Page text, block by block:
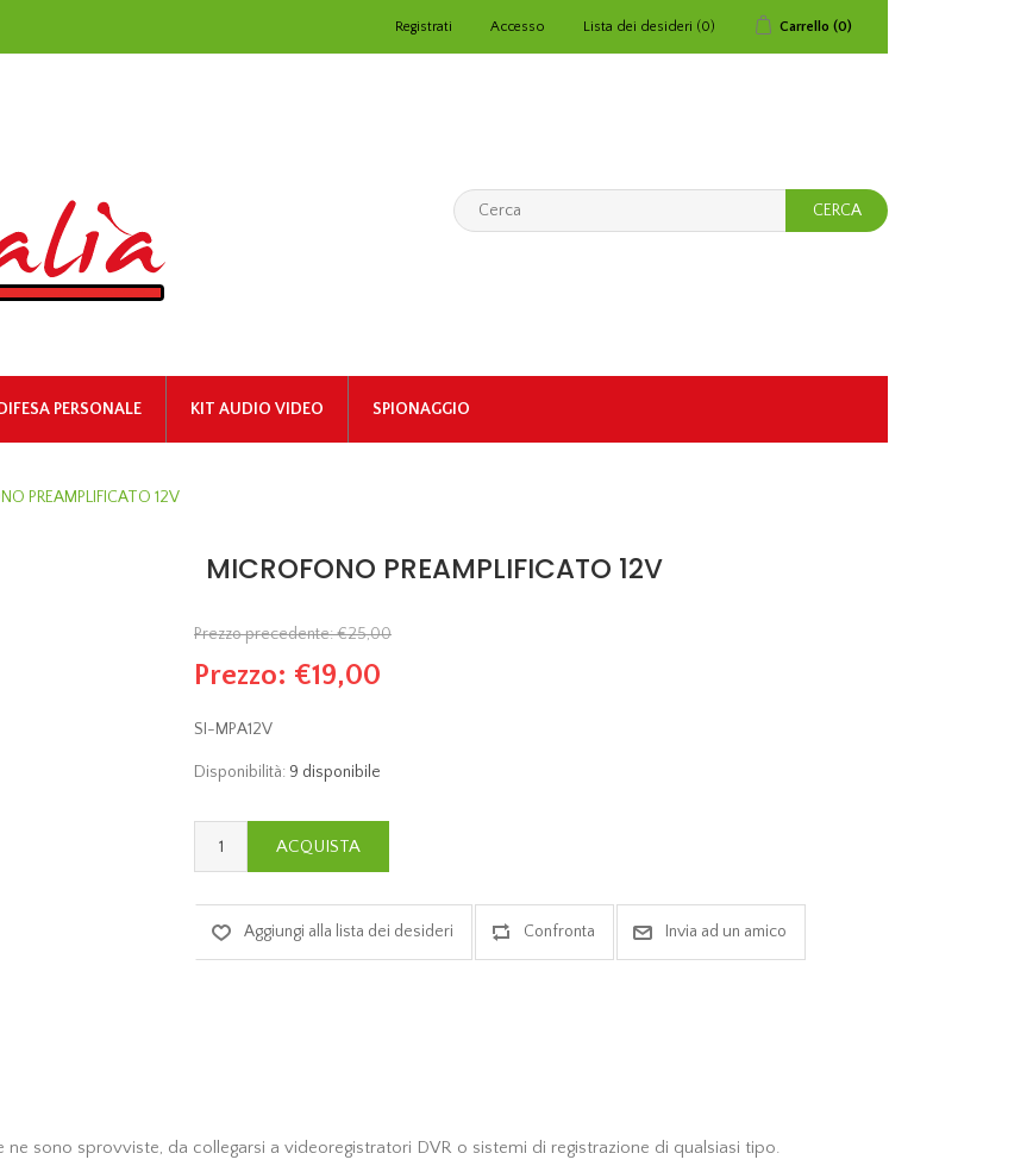
Registrati Accesso Lista dei desideri (0) Carrello (0)
DIFESA PERSONALE KIT AUDIO VIDEO SPIONAGGIO
PREAMPLIFICATO 12V
MICROFONO PREAMPLIFICATO 12V
Prezzo precedente:€25,00
Prezzo: €19,00
SI-MPA12V
Disponibilità: 9 disponibile
ne sono sprovviste, da collegarsi a videoregistratori DVR o sistemi di registrazione di qualsiasi tipo.